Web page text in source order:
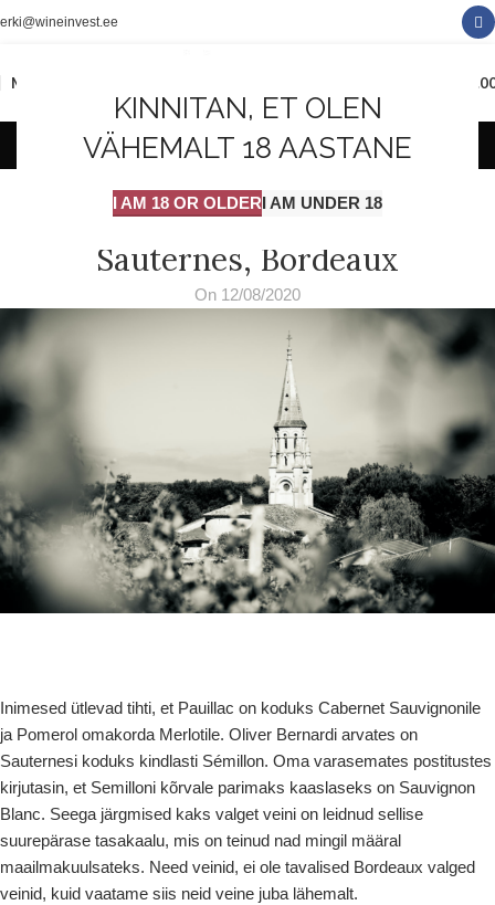
KINNITAN, ET OLEN
VÄHEMALT 18 AASTANE
I AM 18 OR OLDERI AM UNDER 18
erki@wineinvest.ee
MENÜÜ
Minu blogi
Erakordsed valged veinid –
Sauternes, Bordeaux
On 12/08/2020
Inimesed ütlevad tihti, et Pauillac on koduks Cabernet Sauvignonile
ja Pomerol omakorda Merlotile. Oliver Bernardi arvates on
Sauternesi koduks kindlasti Sémillon. Oma varasemates postitustes
kirjutasin, et Semilloni kõrvale parimaks kaaslaseks on Sauvignon
Blanc. Seega järgmised kaks valget veini on leidnud sellise
suurepärase tasakaalu, mis on teinud nad mingil määral
maailmakuulsateks. Need veinid, ei ole tavalised Bordeaux valged
veinid, kuid vaatame siis neid veine juba lähemalt.